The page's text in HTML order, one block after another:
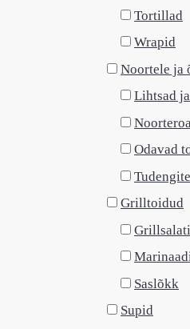
Tortillad
Wrapid
Noortele ja
Lihtsad
Odavad
Grilltoidud
Saslõkk
Supid